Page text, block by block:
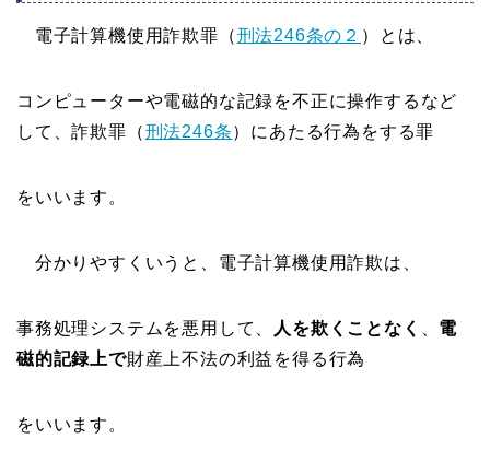
電子計算機使用詐欺罪（刑法246条の２ ）とは、
コンピューターや電磁的な記録を不正に操作するなど
して、詐欺罪（刑法246条）にあたる行為をする罪
をいいます。
分かりやすくいうと、電子計算機使用詐欺は、
事務処理システムを悪用して、 人を欺くことなく
電
磁的記録上で財産上不法の利益を得る行為
をいいます。